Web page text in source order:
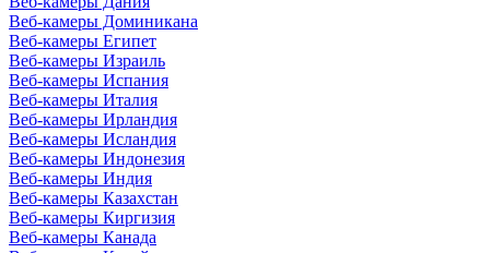
Веб-камеры Доминикана
Веб-камеры Египет
Веб-камеры Израиль
Веб-камеры Испания
Веб-камеры Италия
Веб-камеры Ирландия
Веб-камеры Исландия
Веб-камеры Индонезия
Веб-камеры Индия
Веб-камеры Казахстан
Веб-камеры Киргизия
Веб-камеры Канада